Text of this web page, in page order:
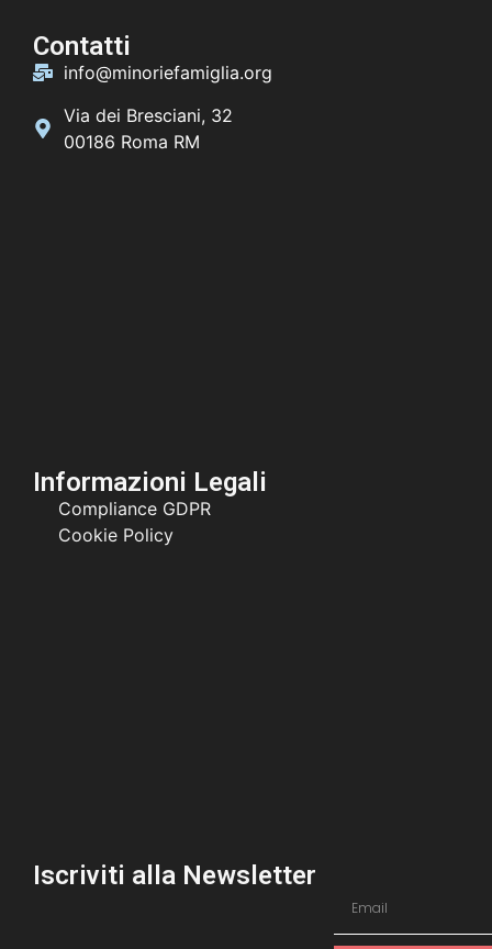
Contatti
info@minoriefamiglia.org
Via dei Bresciani, 32
00186 Roma RM
Informazioni Legali
Compliance GDPR
Cookie Policy
Iscriviti alla Newsletter